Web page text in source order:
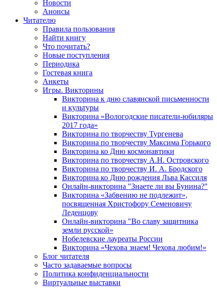
Новости
Анонсы
Читателю
Правила пользования
Найти книгу
Что почитать?
Новые поступления
Периодика
Гостевая книга
Анкеты
Игры. Викторины
Викторина к дню славянской письменности
и культуры
Викторина «Вологодские писатели-юбиляры
2017 года»
Викторина по творчеству Тургенева
Викторина по творчеству Максима Горького
Викторина ко Дню космонавтики
Викторина по творчеству А.Н. Островского
Викторина по творчеству И. А. Бродского
Викторина ко Дню рождения Льва Кассиля
Онлайн-викторина "Знаете ли вы Бунина?"
Викторина «Забвению не подлежит»,
посвященная Христофору Семеновичу
Леденцову
Онлайн-викторина "Во славу защитника
земли русской»
Нобелевские лауреаты России
Викторина «Чехова знаем! Чехова любим!»
Блог читателя
Часто задаваемые вопросы
Политика конфиденциальности
Виртуальные выставки